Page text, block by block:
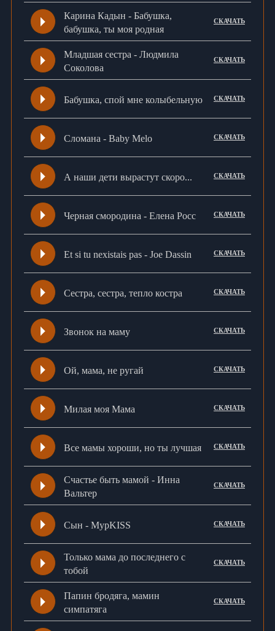
Карина Кадын - Бабушка,
бабушка, ты моя родная
СКАЧАТЬ
Младшая сестра - Людмила
Соколова
СКАЧАТЬ
Бабушка, спой мне колыбельную СКАЧАТЬ
Сломана - Baby Melo СКАЧАТЬ
А наши дети вырастут скоро... СКАЧАТЬ
Черная смородина - Елена Росс СКАЧАТЬ
Et si tu nexistais pas - Jое Dаssin СКАЧАТЬ
Сестра, сестра, тепло костра СКАЧАТЬ
Звонок на маму СКАЧАТЬ
Ой, мама, не ругай СКАЧАТЬ
Милая моя Мама СКАЧАТЬ
Все мамы хороши, но ты лучшая СКАЧАТЬ
Счастье быть мамой - Инна
Вальтер
СКАЧАТЬ
Сын - МурKISS СКАЧАТЬ
Только мама до последнего с
тобой
СКАЧАТЬ
Папин бродяга, мамин
симпатяга
СКАЧАТЬ